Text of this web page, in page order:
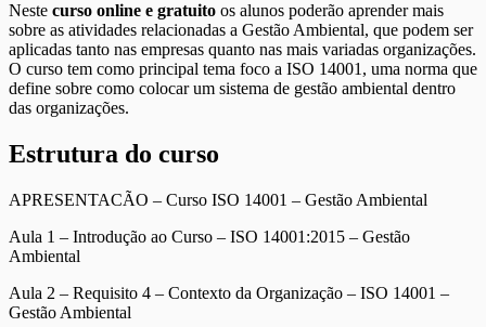
Neste curso online e gratuito os alunos poderão aprender mais
sobre as atividades relacionadas a Gestão Ambiental, que podem ser
aplicadas tanto nas empresas quanto nas mais variadas organizações.
O curso tem como principal tema foco a ISO 14001, uma norma que
define sobre como colocar um sistema de gestão ambiental dentro
das organizações.
Estrutura do curso
APRESENTACÃO – Curso ISO 14001 – Gestão Ambiental
Aula 1 – Introdução ao Curso – ISO 14001:2015 – Gestão
Ambiental
Aula 2 – Requisito 4 – Contexto da Organização – ISO 14001 –
Gestão Ambiental